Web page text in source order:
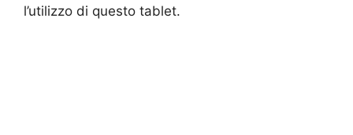
l’utilizzo di questo tablet.